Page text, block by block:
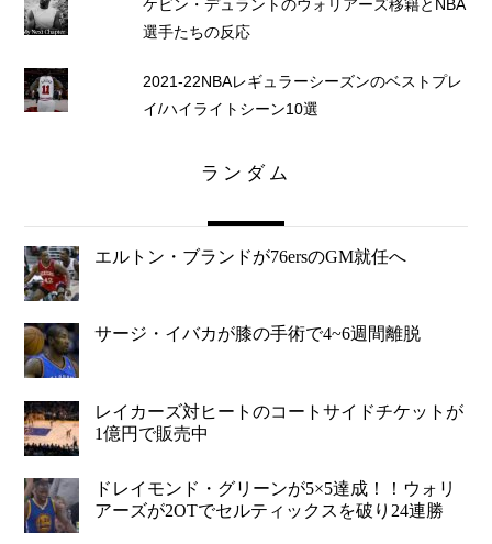
ケビン・デュラントのウォリアーズ移籍とNBA
選手たちの反応
2021-22NBAレギュラーシーズンのベストプレ
イ/ハイライトシーン10選
ランダム
エルトン・ブランドが76ersのGM就任へ
サージ・イバカが膝の手術で4~6週間離脱
レイカーズ対ヒートのコートサイドチケットが
1億円で販売中
ドレイモンド・グリーンが5×5達成！！ウォリ
アーズが2OTでセルティックスを破り24連勝